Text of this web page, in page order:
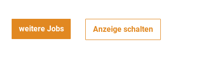
weitere Jobs Anzeige schalten